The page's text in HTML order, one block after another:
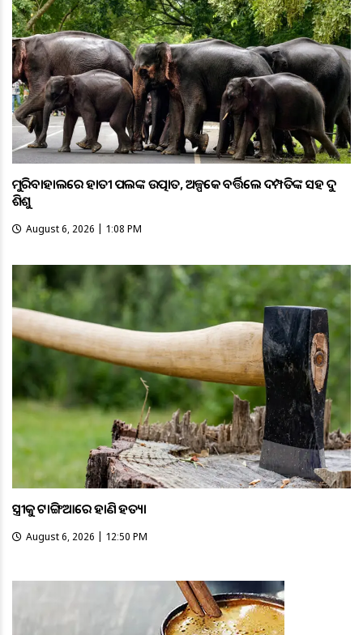
ମୁରିବାହାଲରେ ହାତୀ ପଲଙ୍କ ଉତ୍ପାତ, ଅଳ୍ପକେ ବର୍ତ୍ତିଲେ ଦମ୍ପତିଙ୍କ ସହ ଦୁଇ
ଶିଶୁ
August 6, 2026 | 1:08 PM
ସ୍ତ୍ରୀକୁ ଟାଙ୍ଗିଆରେ ହାଣି ହତ୍ୟା
August 6, 2026 | 12:50 PM